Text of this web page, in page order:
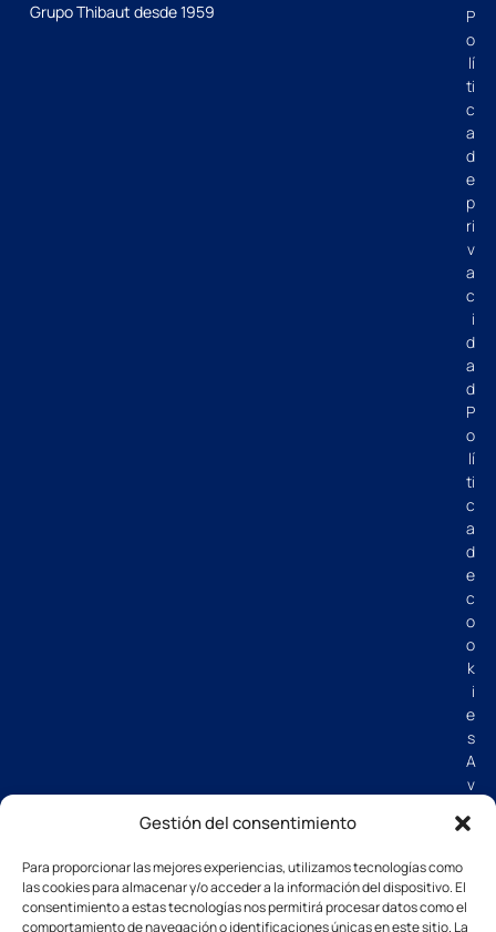
Gestión del consentimiento
Para proporcionar las mejores experiencias, utilizamos tecnologías como
las cookies para almacenar y/o acceder a la información del dispositivo. El
consentimiento a estas tecnologías nos permitirá procesar datos como el
comportamiento de navegación o identificaciones únicas en este sitio. La
Grupo Thibaut desde 1959
P
o
lí
ti
c
a
d
e
p
ri
v
a
c
i
d
a
d
P
o
lí
ti
c
a
d
e
c
o
o
k
i
e
s
A
v
s
g